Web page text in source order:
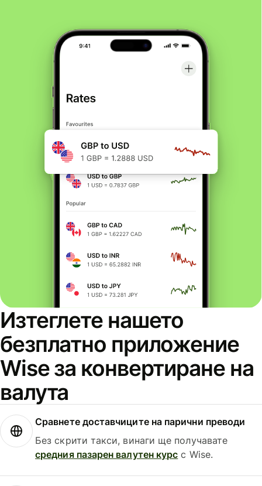
Изтеглете нашето
безплатно приложение
Wise за конвертиране на
валута
Сравнете доставчиците на парични преводи
Без скрити такси, винаги ще получавате
средния пазарен валутен курс с Wise.